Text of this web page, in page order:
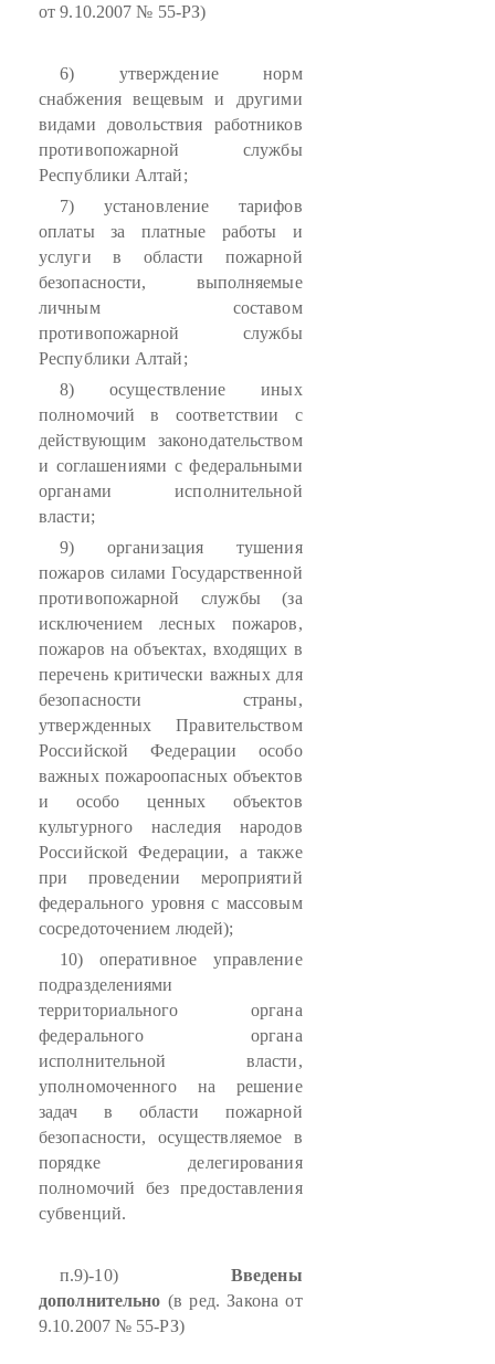
от 9.10.2007 № 55-РЗ)
6) утверждение норм
снабжения вещевым и другими
видами довольствия работников
противопожарной службы
Республики Алтай;
7) установление тарифов
оплаты за платные работы и
услуги в области пожарной
безопасности, выполняемые
личным составом
противопожарной службы
Республики Алтай;
8) осуществление иных
полномочий в соответствии с
действующим законодательством
и соглашениями с федеральными
органами исполнительной
власти;
9) организация тушения
пожаров силами Государственной
противопожарной службы (за
исключением лесных пожаров,
пожаров на объектах, входящих в
перечень критически важных для
безопасности страны,
утвержденных Правительством
Российской Федерации особо
важных пожароопасных объектов
и особо ценных объектов
культурного наследия народов
Российской Федерации, а также
при проведении мероприятий
федерального уровня с массовым
сосредоточением людей);
10) оперативное управление
подразделениями
территориального органа
федерального органа
исполнительной власти,
уполномоченного на решение
задач в области пожарной
безопасности, осуществляемое в
порядке делегирования
полномочий без предоставления
субвенций.
п.9)-10) Введены
дополнительно (в ред. Закона от
9.10.2007 № 55-РЗ)